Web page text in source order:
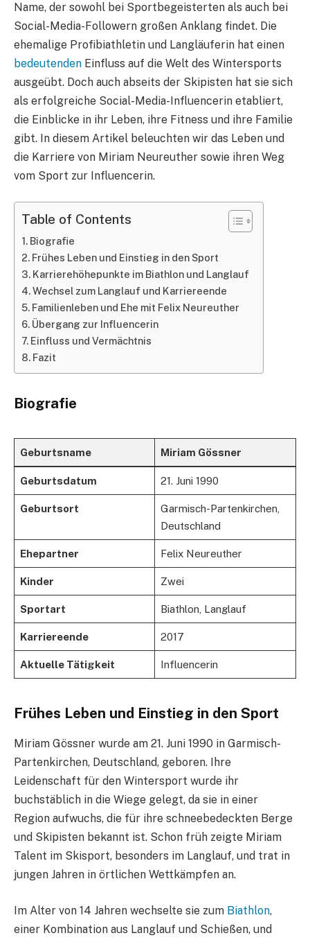
Name, der sowohl bei Sportbegeisterten als auch bei
Social-Media-Followern großen Anklang findet. Die
ehemalige Profibiathletin und Langläuferin hat einen
bedeutenden Einfluss auf die Welt des Wintersports
ausgeübt. Doch auch abseits der Skipisten hat sie sich
als erfolgreiche Social-Media-Influencerin etabliert,
die Einblicke in ihr Leben, ihre Fitness und ihre Familie
gibt. In diesem Artikel beleuchten wir das Leben und
die Karriere von Miriam Neureuther sowie ihren Weg
vom Sport zur Influencerin.
Table of Contents
Biografie
Frühes Leben und Einstieg in den Sport
Karrierehöhepunkte im Biathlon und Langlauf
Wechsel zum Langlauf und Karriereende
Familienleben und Ehe mit Felix Neureuther
Übergang zur Influencerin
Einfluss und Vermächtnis
Fazit
Biografie
Geburtsname Miriam Gössner
Geburtsdatum 21. Juni 1990
Geburtsort
Garmisch-Partenkirchen,
Deutschland
Ehepartner Felix Neureuther
Kinder Zwei
Sportart Biathlon, Langlauf
Karriereende 2017
Aktuelle Tätigkeit Influencerin
Frühes Leben und Einstieg in den Sport
Miriam Gössner wurde am 21. Juni 1990 in Garmisch-
Partenkirchen, Deutschland, geboren. Ihre
Leidenschaft für den Wintersport wurde ihr
buchstäblich in die Wiege gelegt, da sie in einer
Region aufwuchs, die für ihre schneebedeckten Berge
und Skipisten bekannt ist. Schon früh zeigte Miriam
Talent im Skisport, besonders im Langlauf, und trat in
jungen Jahren in örtlichen Wettkämpfen an.
Im Alter von 14 Jahren wechselte sie zum Biathlon,
einer Kombination aus Langlauf und Schießen, und